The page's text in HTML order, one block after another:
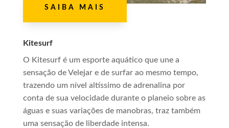
SAIBA MAIS
Kitesurf
O Kitesurf é um esporte aquático que une a
sensação de Velejar e de surfar ao mesmo tempo,
trazendo um nível altíssimo de adrenalina por
conta de sua velocidade durante o planeio sobre as
águas e suas variações de manobras, traz também
uma sensação de liberdade intensa.